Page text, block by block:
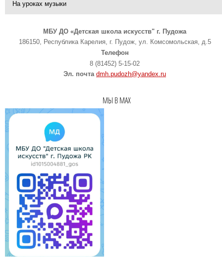
На уроках музыки
МБУ ДО «Детская школа искусств" г. Пудожа
186150, Республика Карелия, г. Пудож, ул. Комсомольская, д.5
Телефон
8 (81452) 5-15-02
Эл. почта dmh.pudozh@yandex.ru
МЫ В MAX